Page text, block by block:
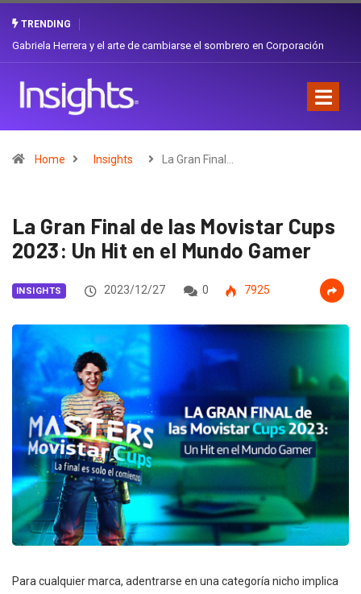
TRENDING
Gabriela Herrera y el arte de cambiarse el sombrero en Corporación
Home Insights La Gran Final…
La Gran Final de las Movistar Cups
2023: Un Hit en el Mundo Gamer
INSIGHTS 2023/12/27 0 7925
Para cualquier marca, adentrarse en una categoría nicho implica